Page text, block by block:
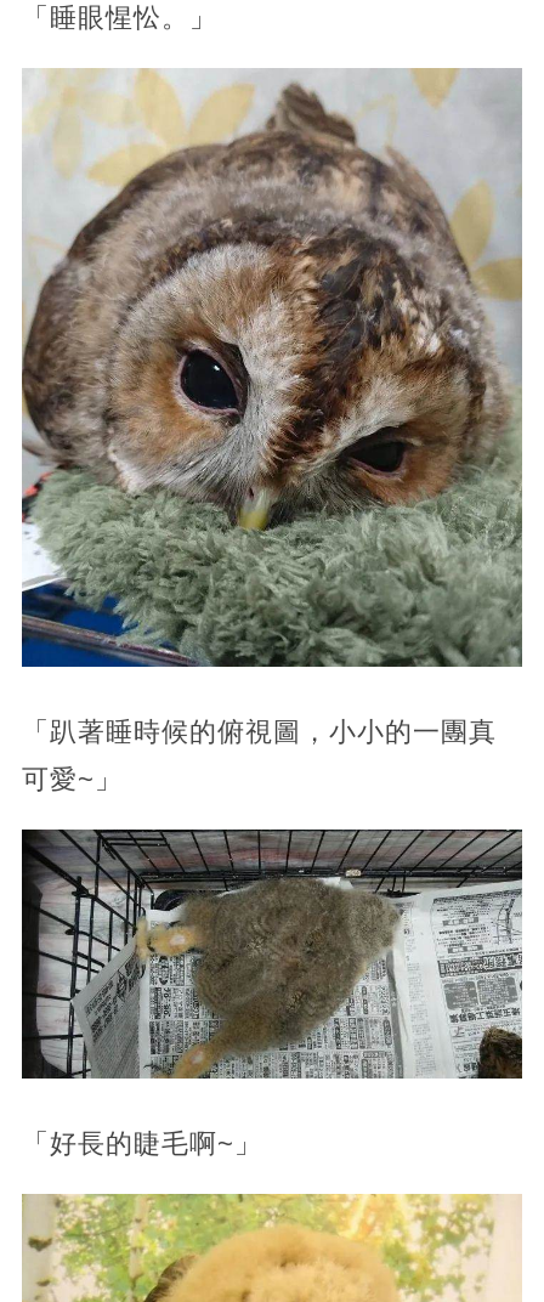
「睡眼惺忪。」
「趴著睡時候的俯視圖，小小的一團真
可愛~」
「好長的睫毛啊~」